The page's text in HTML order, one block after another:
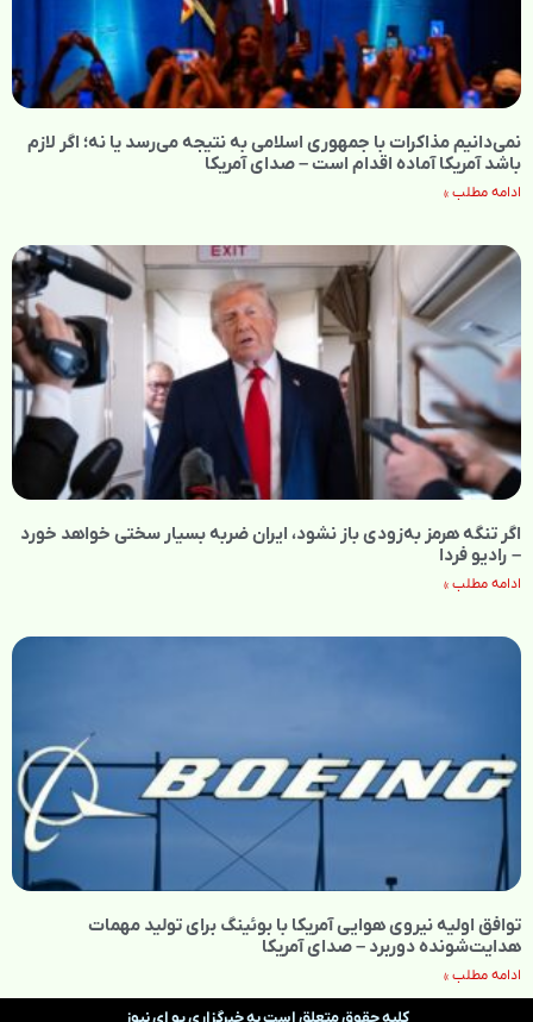
نمی‌دانیم مذاکرات با جمهوری اسلامی به نتیجه می‌رسد یا نه؛ اگر لازم
باشد آمریکا آماده اقدام است – صدای آمریکا
ادامه مطلب »
اگر تنگه هرمز به‌زودی باز نشود، ایران ضربه بسیار سختی خواهد خورد
– رادیو فردا
ادامه مطلب »
توافق اولیه نیروی هوایی آمریکا با بوئینگ برای تولید مهمات
هدایت‌شونده دوربرد – صدای آمریکا
ادامه مطلب »
کلیه حقوق متعلق است به خبرگزاری یو ای نیوز